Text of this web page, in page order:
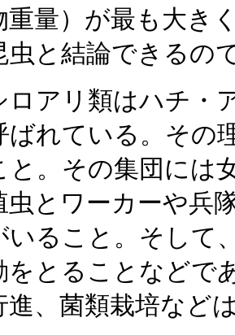
重量）が最も大き
虫と結論できるの
アリ類はハチ・
ばれている。その
と。その集団には
虫とワーカーや兵
いること。そして
をとることなどで
進、菌類栽培など